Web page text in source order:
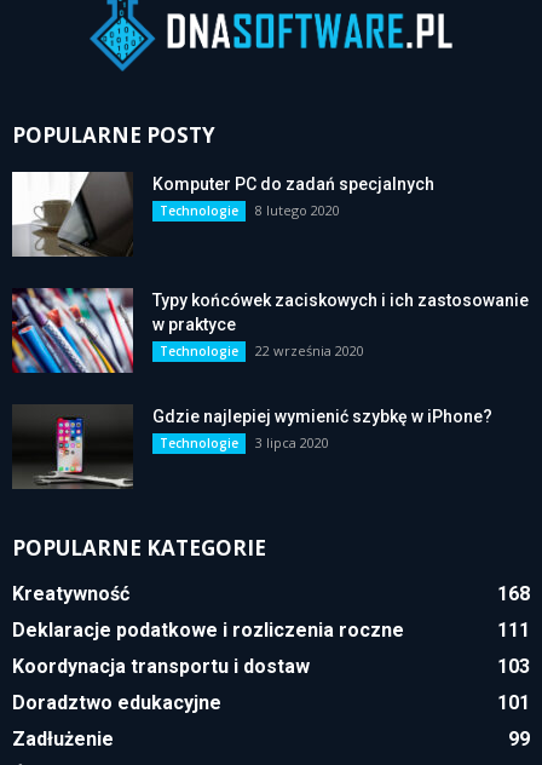
POPULARNE POSTY
Komputer PC do zadań specjalnych
Technologie 8 lutego 2020
Typy końcówek zaciskowych i ich zastosowanie
w praktyce
Technologie 22 września 2020
Gdzie najlepiej wymienić szybkę w iPhone?
Technologie 3 lipca 2020
POPULARNE KATEGORIE
Kreatywność
168
Deklaracje podatkowe i rozliczenia roczne
111
Koordynacja transportu i dostaw
103
Doradztwo edukacyjne
101
Zadłużenie
99